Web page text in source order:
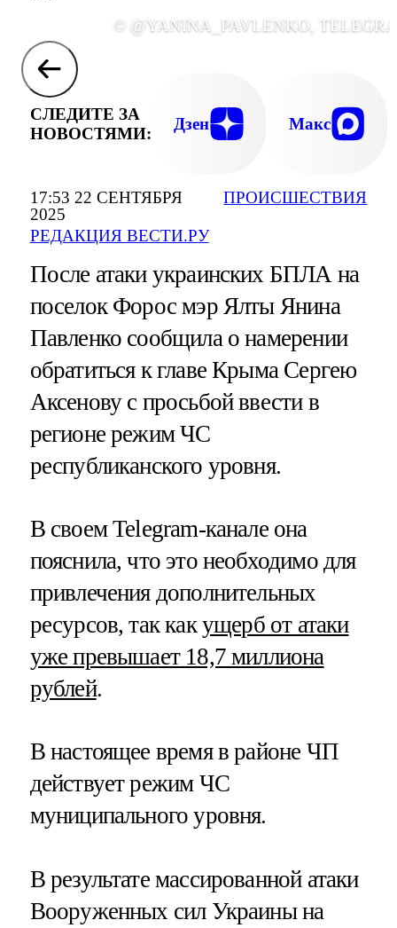
17:53 22 СЕНТЯБРЯ
2025
РЕДАКЦИЯ ВЕСТИ.РУ
ПРОИСШЕСТВИЯ
© @YANINA_PAVLENKO,
СЛЕДИТЕ ЗА
НОВОСТЯМИ:
Дзен Макс
После атаки украинских БПЛА на
поселок Форос мэр Ялты Янина
Павленко сообщила о намерении
обратиться к главе Крыма Сергею
Аксенову с просьбой ввести в
регионе режим ЧС
республиканского уровня.
В своем Telegram-канале она
пояснила, что это необходимо для
привлечения дополнительных
ресурсов, так какущерб от атаки
уже превышает 18,7 миллиона
рублей.
В настоящее время в районе ЧП
действует режим ЧС
муниципального уровня.
В результате массированной атаки
Вооруженных сил Украины на